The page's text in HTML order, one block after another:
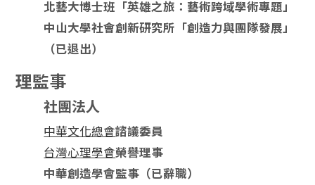
北藝大博士班「英雄之旅：藝術跨域學術專題」
中山大學社會創新研究所「創造力與團隊發展」
（已退出）
理監事
社團法人
中華文化總會諮議委員
台灣心理學會榮譽理事
中華創造學會監事（已辭職）